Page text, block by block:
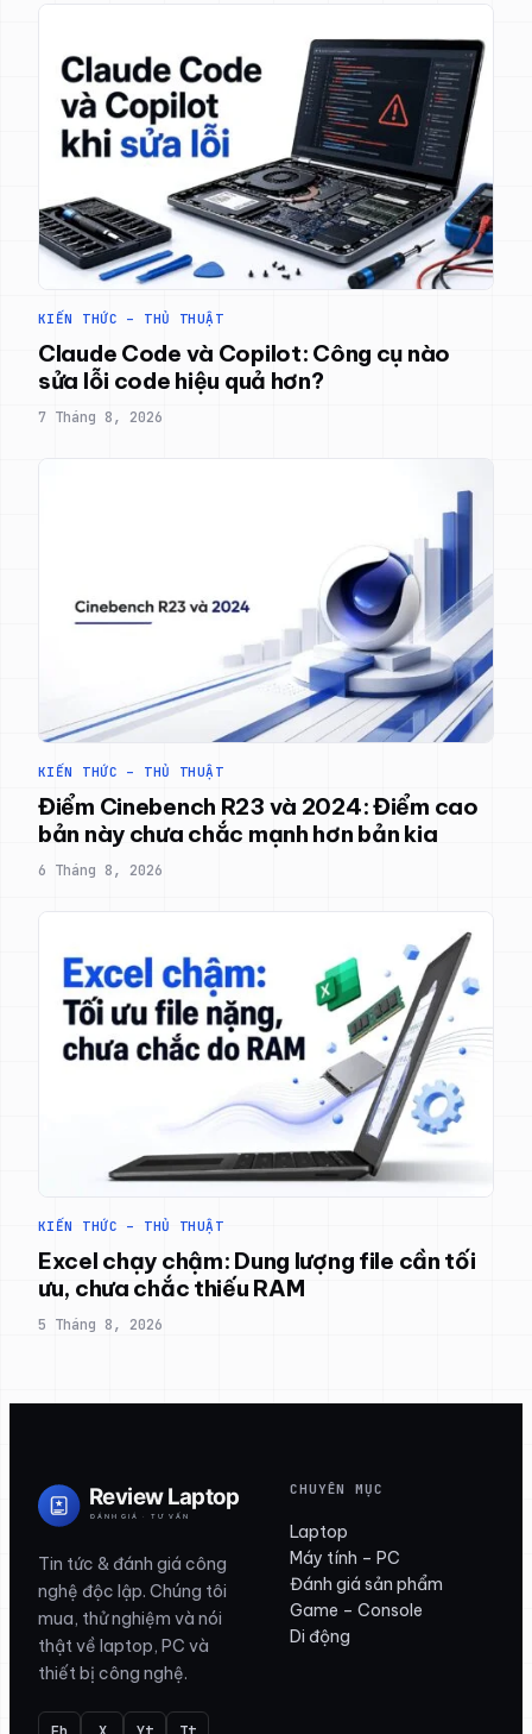
KIẾN THỨC – THỦ THUẬT
Claude Code và Copilot: Công cụ nào
sửa lỗi code hiệu quả hơn?
7 Tháng 8, 2026
KIẾN THỨC – THỦ THUẬT
Điểm Cinebench R23 và 2024: Điểm cao
bản này chưa chắc mạnh hơn bản kia
6 Tháng 8, 2026
KIẾN THỨC – THỦ THUẬT
Excel chạy chậm: Dung lượng file cần tối
ưu, chưa chắc thiếu RAM
5 Tháng 8, 2026
Tin tức & đánh giá công
nghệ độc lập. Chúng tôi
mua, thử nghiệm và nói
thật về laptop, PC và
thiết bị công nghệ.
CHUYÊN MỤC
Laptop
Máy tính – PC
Đánh giá sản phẩm
Game – Console
Di động